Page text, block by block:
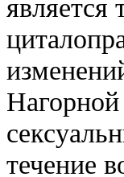
является
течение